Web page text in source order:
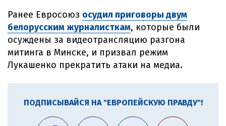
Ранее Евросоюз осудил приговоры двум
белорусским журналисткам, которые были
осуждены за видеотрансляцию разгона
митинга в Минске, и призвал режим
Лукашенко прекратить атаки на медиа.
ПОДПИСЫВАЙСЯ НА "ЕВРОПЕЙСКУЮ ПРАВДУ"!